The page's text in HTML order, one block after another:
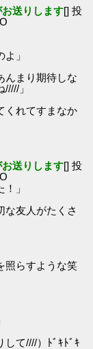
送りします[] 投
」
んまり期待しな
」
くれてすまなか
送りします[] 投
」
な友人がたくさ
照らすような笑
て////）ﾄﾞｷﾄﾞｷ